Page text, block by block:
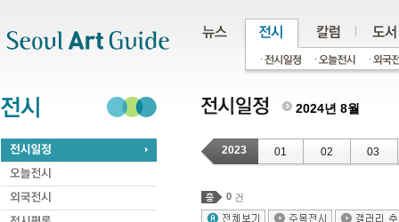
2024년 8월
2023 01 02 03
0 건